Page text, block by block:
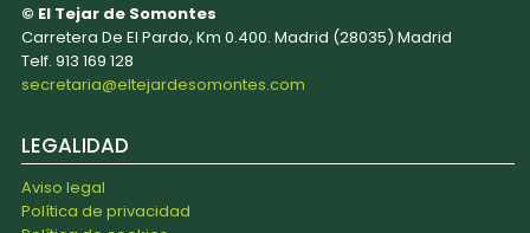
© El Tejar de Somontes
Carretera De El Pardo, Km 0.400. Madrid (28035) Madrid
Telf. 913 169 128
secretaria@eltejardesomontes.com
LEGALIDAD
Aviso legal
Política de privacidad